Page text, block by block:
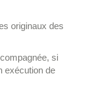
originaux des
si
exécution de